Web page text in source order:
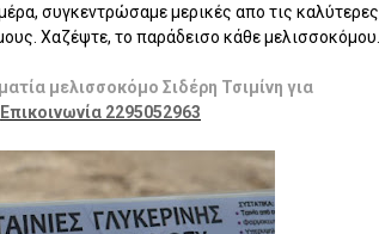
συγκεντρώσαμε μερικές απο τις καλύτερες
Χαζέψτε, το παράδεισο κάθε μελισσοκόμου...
μελισσοκόμο Σιδέρη Τσιμίνη για
Επικοινωνία 2295052963